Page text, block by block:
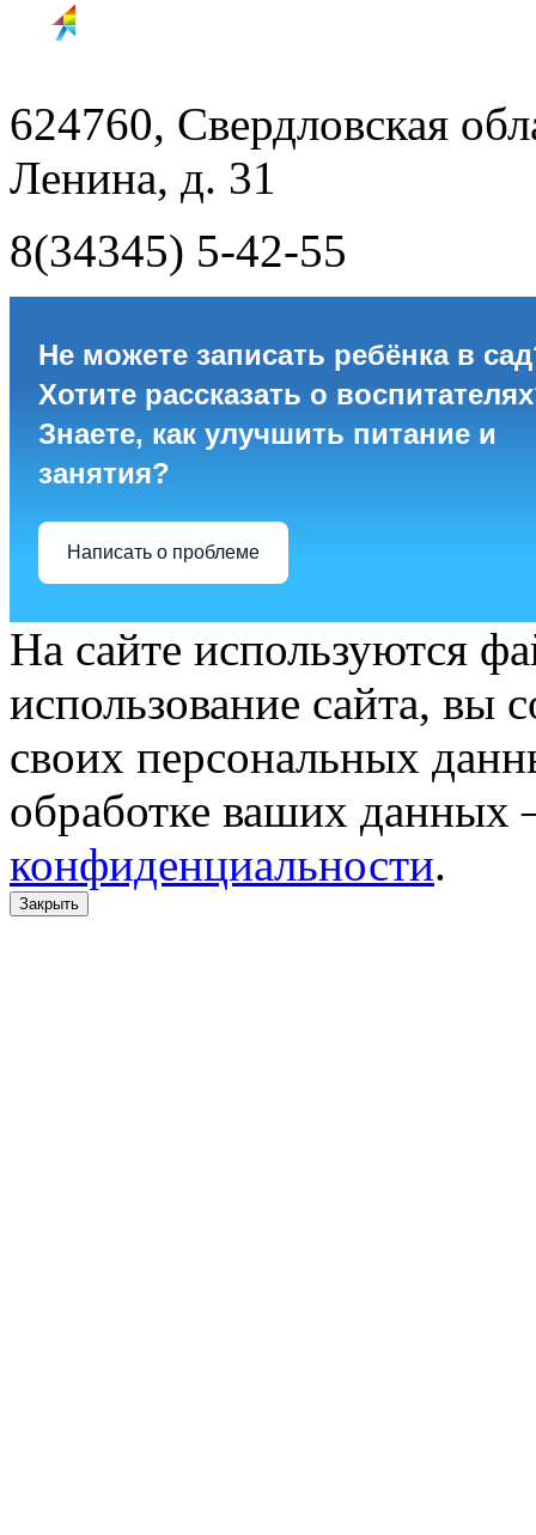
624760, Свердловская
Ленина, д. 31
8(34345) 5-42-55
Не можете записать ребёнка в
Хотите рассказать о
Знаете, как улучшить питание и
занятия?
Написать о проблеме
На сайте используются
использование сайта, вы
своих персональных
обработке ваших данных
конфиденциальности.
Закрыть